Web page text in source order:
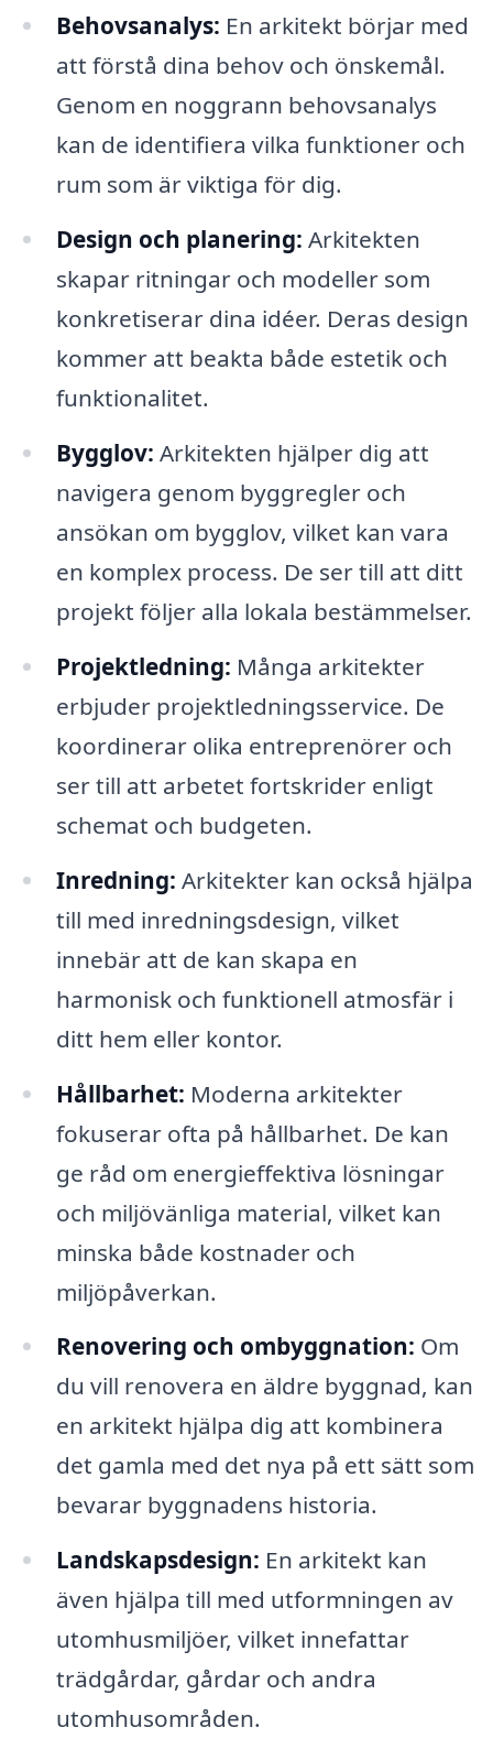
Behovsanalys: En arkitekt börjar med
att förstå dina behov och önskemål.
Genom en noggrann behovsanalys
kan de identifiera vilka funktioner och
rum som är viktiga för dig.
Design och planering: Arkitekten
skapar ritningar och modeller som
konkretiserar dina idéer. Deras design
kommer att beakta både estetik och
funktionalitet.
Bygglov: Arkitekten hjälper dig att
navigera genom byggregler och
ansökan om bygglov, vilket kan vara
en komplex process. De ser till att ditt
projekt följer alla lokala bestämmelser.
Projektledning: Många arkitekter
erbjuder projektledningsservice. De
koordinerar olika entreprenörer och
ser till att arbetet fortskrider enligt
schemat och budgeten.
Inredning: Arkitekter kan också hjälpa
till med inredningsdesign, vilket
innebär att de kan skapa en
harmonisk och funktionell atmosfär i
ditt hem eller kontor.
Hållbarhet: Moderna arkitekter
fokuserar ofta på hållbarhet. De kan
ge råd om energieffektiva lösningar
och miljövänliga material, vilket kan
minska både kostnader och
miljöpåverkan.
Renovering och ombyggnation: Om
du vill renovera en äldre byggnad, kan
en arkitekt hjälpa dig att kombinera
det gamla med det nya på ett sätt som
bevarar byggnadens historia.
Landskapsdesign: En arkitekt kan
även hjälpa till med utformningen av
utomhusmiljöer, vilket innefattar
trädgårdar, gårdar och andra
utomhusområden.